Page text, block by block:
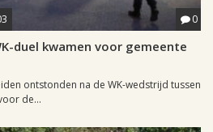
0
duel kwamen voor gemeente
ontstonden na de WK-wedstrijd tussen
de...